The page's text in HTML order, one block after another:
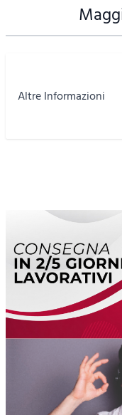
Altre Informazioni